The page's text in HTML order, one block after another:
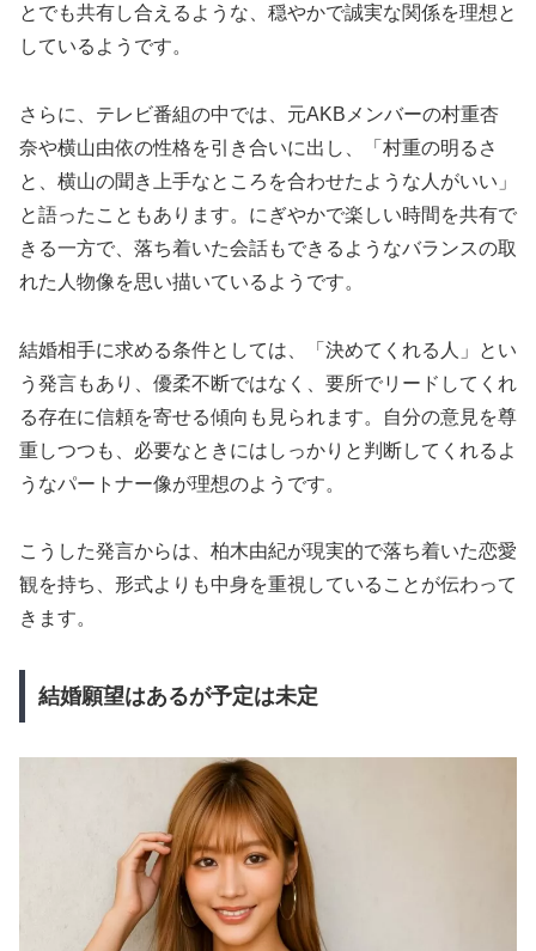
とでも共有し合えるような、穏やかで誠実な関係を理想と
しているようです。
さらに、テレビ番組の中では、元AKBメンバーの村重杏
奈や横山由依の性格を引き合いに出し、「村重の明るさ
と、横山の聞き上手なところを合わせたような人がいい」
と語ったこともあります。にぎやかで楽しい時間を共有で
きる一方で、落ち着いた会話もできるようなバランスの取
れた人物像を思い描いているようです。
結婚相手に求める条件としては、「決めてくれる人」とい
う発言もあり、優柔不断ではなく、要所でリードしてくれ
る存在に信頼を寄せる傾向も見られます。自分の意見を尊
重しつつも、必要なときにはしっかりと判断してくれるよ
うなパートナー像が理想のようです。
こうした発言からは、柏木由紀が現実的で落ち着いた恋愛
観を持ち、形式よりも中身を重視していることが伝わって
きます。
結婚願望はあるが予定は未定